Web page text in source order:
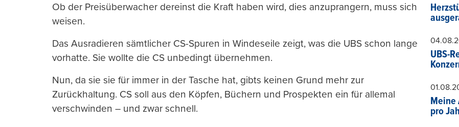
Ob der Preisüberwacher dereinst die Kraft haben wird, dies anzuprangern, muss sich
weisen.
Das Ausradieren sämtlicher CS-Spuren in Windeseile zeigt, was die UBS schon lange
vorhatte. Sie wollte die CS unbedingt übernehmen.
Nun, da sie sie für immer in der Tasche hat, gibts keinen Grund mehr zur
Zurückhaltung. CS soll aus den Köpfen, Büchern und Prospekten ein für allemal
verschwinden – und zwar schnell.
UBS-
Meine
pro